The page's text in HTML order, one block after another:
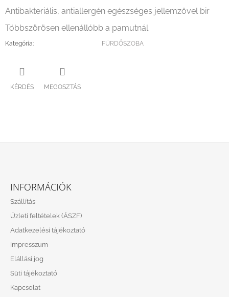
Antibakteriális, antiallergén egészséges jellemzővel bir
Többszörösen ellenállóbb a pamutnál
Kategória: FÜRDŐSZOBA
KÉRDÉS MEGOSZTÁS
INFORMÁCIÓK
Szállítás
Üzleti feltételek (ÁSZF)
Adatkezelési tájékoztató
Impresszum
Elállási jog
Süti tájékoztató
Kapcsolat